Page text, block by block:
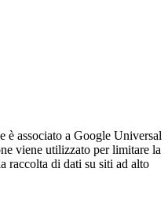
è associato a Google Universal
viene utilizzato per limitare la
raccolta di dati su siti ad alto